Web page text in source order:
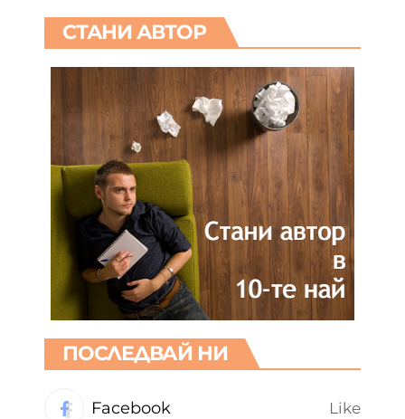
СТАНИ АВТОР
ПОСЛЕДВАЙ НИ
Facebook Like